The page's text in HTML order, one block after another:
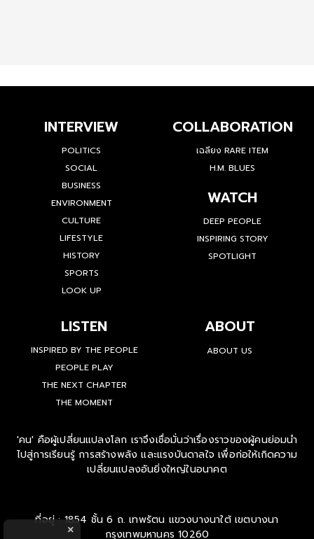
INTERVIEW
POLITICS
SOCIAL
BUSINESS
ENVIRONMENT
CULTURE
LIFESTYLE
HISTORY
SPORTS
LOOK UP
COLLABORATION
เฉลียง RARE ITEM
H.M. BLUES
WATCH
DEEP PEOPLE
INSPIRING STORY
SPOTLIGHT
LISTEN
INSPIRED BY THE PEOPLE
PEOPLE PLAY
THE NEXT CHAPTER
THE MOMENT
ABOUT
ABOUT US
'คน' คือผู้เปลี่ยนแปลงโลก เราจึงเชื่อมั่นว่าเรื่องราวของผู้คนย่อมนำ
ไปสู่การเรียนรู้ การสร้างพลัง และแรงบันดาลใจ เพื่อก่อให้เกิดความ
เปลี่ยนแปลงอันยิ่งใหญ่ในอนาคต
ที่อยู่ : 1854 ชั้น 6 ถ. เทพรัตน แขวงบางนาใต้ เขตบางนา
กรุงเทพมหานคร 10260
×